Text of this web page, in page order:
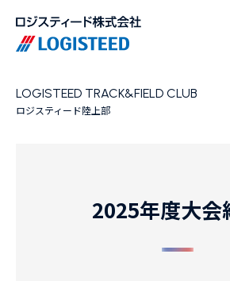
LOGISTEED TRACK&FIELD CLUB
ロジスティード陸上部
2025年度大会